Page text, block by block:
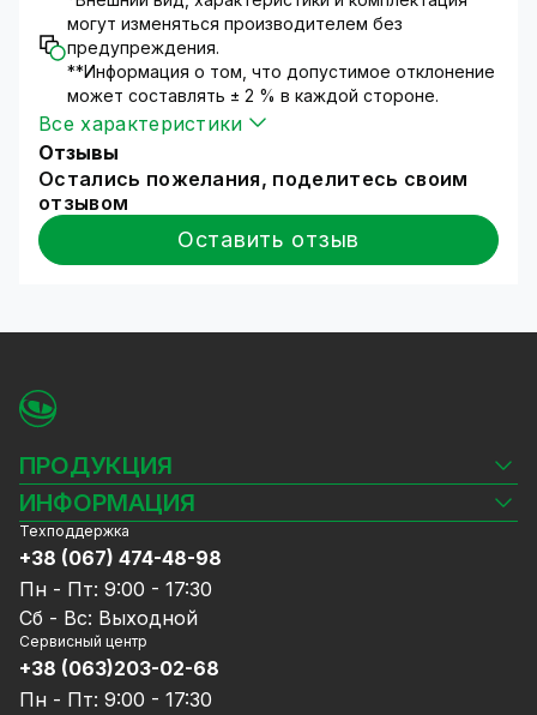
воспроизведения видео с внутренних и
наружных камер наблюдения.
Оптимизированы под системы с большим
количеством камер (до 64), что решает
множество проблем, связанных с
модернизацией систем безопасности, когда
возникает такая необходимость
Технология - HDD, стандартный форм-фактор
3,5 дюйма.
Тип подключения к устройствам хранения –
могут изменяться производителем без
предупреждения.
**Информация о том, что допустимое отклонение
может составлять ± 2 % в каждой стороне.
Все характеристики
Отзывы
Остались пожелания, поделитесь своим
отзывом
Оставить отзыв
ПРОДУКЦИЯ
Камеры видеонаблюдения
Видеорегистраторы
Комплекты видеонаблюдения
СКУД
Источники питания
Сетевое оборудование
Ноутбуки и компьютеры
Аксессуары
ИНФОРМАЦИЯ
Блог
Доставка и оплата
Гарантия и Сервисное обслуживание
Политика конфиденциальности
Договор публичной оферты
Сотрудничество
Услуги
Техподдержка
+38 (067) 474-48-98
Пн - Пт: 9:00 - 17:30
Сб - Вс: Выходной
Сервисный центр
+38 (063)203-02-68
Пн - Пт: 9:00 - 17:30